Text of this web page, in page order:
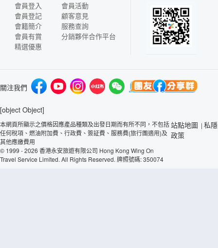
會員登入
會員登記
會籍簡介
會員有賞
精選優惠
會員活動
顧客意見
服務查詢
分銷夥伴合作平台
關注我們
[object Object]
本網頁所顯示之價格因應產品種類及出發日期而有所不同，不包括
任何稅項、燃油附加費、行政費、簽証費、服務費(旅行團適用)及
其他應繳費用
© 1999 - 2026 香港永安旅遊有限公司 Hong Kong Wing On
Travel Service Limited. All Rights Reserved. 牌照號碼: 350074
站點地圖 | 私隱
政策